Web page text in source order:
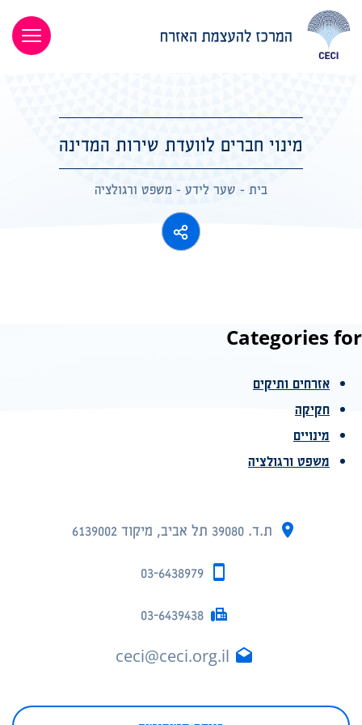
מינוי חברים לוועדת שירות המדינה
בית - שער לידע - משפט ורגולציה
Categories for
אזרחים ותיקים
חקיקה
מינויים
משפט ורגולציה
ת.ד. 39080 תל אביב, מיקוד 6139002
03-6438979
03-6439438
ceci@ceci.org.il